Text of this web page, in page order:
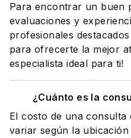
Para encontrar un buen
evaluaciones y
profesionales
para ofrecerte la mejor
especialista ideal para ti!
¿Cuánto es la
El costo de una
variar según la